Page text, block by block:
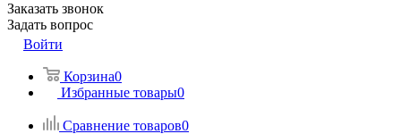
Заказать звонок
Задать вопрос
Войти
Корзина0
Избранные товары0
Сравнение товаров0